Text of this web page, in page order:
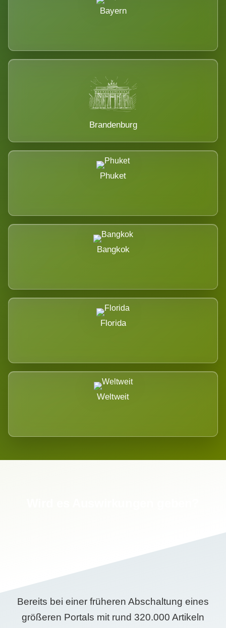
Bayern
Brandenburg
Phuket
Bangkok
Florida
Weltweit
Bereits bei einer früheren Abschaltung eines
größeren Portals mit rund 320.000 Artikeln